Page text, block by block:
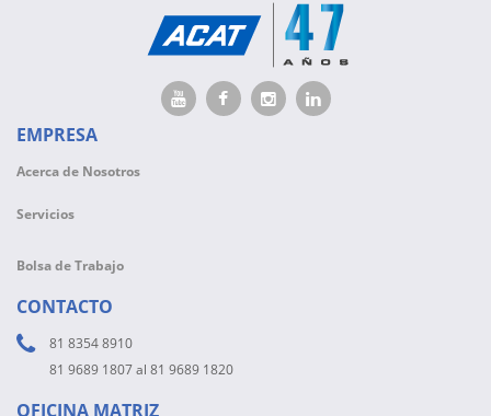
EMPRESA
Acerca de Nosotros
Servicios
Bolsa de Trabajo
CONTACTO
81 8354 8910
81 9689 1807 al 81 9689 1820
OFICINA MATRIZ